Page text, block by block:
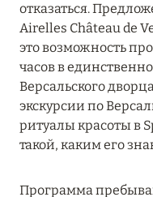
20 марта 2026
MARCH GRAND
LA CARTE
ASTORIA
Подробнее
отказаться.
Airelles Château de
это возможность
часов в
Версальского
экскурсии по
ритуалы красоты в
такой, каким его
Программа